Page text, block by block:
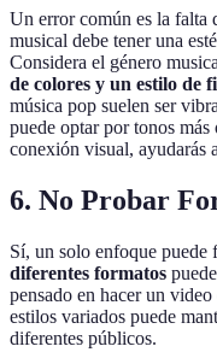
Un error común es la falta
musical debe tener una
Considera el género
de colores y un estilo de
música pop suelen ser
puede optar por tonos
conexión visual, ayudarás
6. No Probar
Sí, un solo enfoque puede
diferentes formatos
pensado en hacer un
estilos variados puede
diferentes públicos.